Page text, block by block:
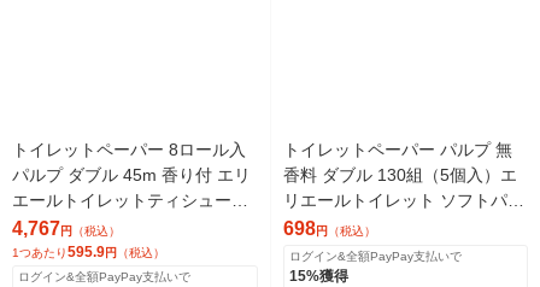
トイレットペーパー 8ロール入
パルプ ダブル 45m 香り付 エリ
エールトイレットティシューコ
ンパクト 1箱（8パック）
4,767円
（税込）
1つあたり595.9円
（税込）
ログイン&全額PayPay支払いで
トイレットペーパー パルプ 無
香料 ダブル 130組（5個入）エ
リエールトイレット ソフトパッ
ク 1パック（5個入）大王製紙
698円
（税込）
ログイン&全額PayPay支払いで
15%獲得